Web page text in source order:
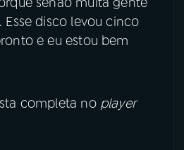
Esse disco levou cinco
e eu estou bem
completa no player